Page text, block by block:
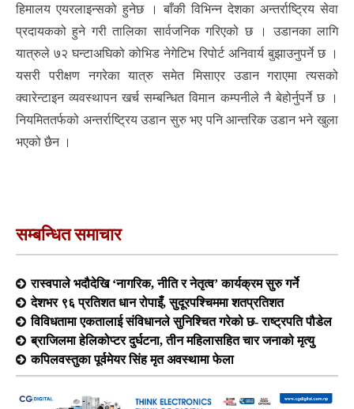
हिमालय एयरलाइन्सको हुनेछ । बाँकी विभिन्न देशका अन्तर्राष्ट्रिय सेवा
प्रदायकको हुने गरी तालिका सार्वजनिक गरिएको छ । उडानका लागि
यात्रुले ७२ घन्टाअघिको कोभिड नेगेटिभ रिपोर्ट अनिवार्य बुझाउनुपर्ने छ ।
यसरी परीक्षण नगरेका यात्रु समेत मिसाएर उडान गराएमा त्यसको
क्वारेन्टाइन व्यवस्थापन खर्च सम्बन्धित विमान कम्पनीले नै बेहोर्नुपर्ने छ ।
नियमिततर्फको अन्तर्राष्ट्रिय उडान सुरु भए पनि आन्तरिक उडान भने खुला
भएको छैन ।
सम्बन्धित समाचार
रास्वपाले भदौदेखि ‘नागरिक, नीति र नेतृत्व’ कार्यक्रम सुरु गर्ने
देशभर ९६ प्रतिशत धान रोपाइँ, सुदूरपश्चिममा शतप्रतिशत
विविधतामा एकतालाई संविधानले सुनिश्चित गरेको छ- राष्ट्रपति पौडेल
ब्राजिलमा हेलिकोप्टर दुर्घटना, तीन महिलासहित चार जनाको मृत्यु
कपिलवस्तुका पूर्वमेयर सिंह मृत अवस्थामा फेला